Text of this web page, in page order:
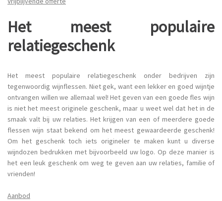
Het meest populaire
relatiegeschenk
Het meest populaire relatiegeschenk onder bedrijven zijn
tegenwoordig wijnflessen. Niet gek, want een lekker en goed wijntje
ontvangen willen we allemaal wel! Het geven van een goede fles wijn
is niet het meest originele geschenk, maar u weet wel dat het in de
smaak valt bij uw relaties. Het krijgen van een of meerdere goede
flessen wijn staat bekend om het meest gewaardeerde geschenk!
Om het geschenk toch iets origineler te maken kunt u diverse
wijndozen bedrukken met bijvoorbeeld uw logo. Op deze manier is
het een leuk geschenk om weg te geven aan uw relaties, familie of
vrienden!
Aanbod